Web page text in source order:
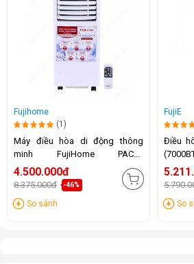
Fujihome
(1)
Máy điều hòa di động thông
minh FujiHome PAC07
(7000BTU)
4.500.000đ
8.375.000đ -46%
So sánh
FujiE
Điều
So